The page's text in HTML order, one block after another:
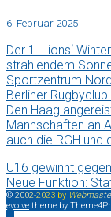
6. Februar 2025
Der 1. Lions‘
strahlendem
Sportzentrum
Berliner
Den Haag
Mannschaften
auch die RGH und
U16 gewinnt
Neue Funktion:
© 2002-2023 by Webmaste
evolve theme by